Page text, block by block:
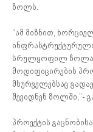
ზოლს.
“ამ მიზნით,
ინფრასტრუქტურული
სრულყოფილ
მოდიფიცირების
მსურველებსაც
შევიდნენ ზოლში,”-
პროექტის